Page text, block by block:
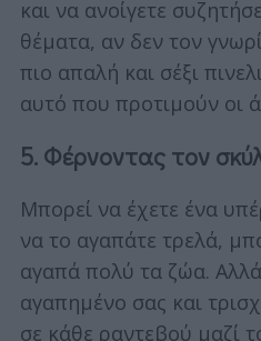
και να ανοίγετε
θέματα, αν δεν τον
πιο απαλή και σέξι
αυτό που προτιμούν οι
5. Φέρνοντας τον
Μπορεί να έχετε ένα
να το αγαπάτε τρελά,
αγαπά πολύ τα ζώα.
αγαπημένο σας και
σε κάθε ραντεβού μαζί